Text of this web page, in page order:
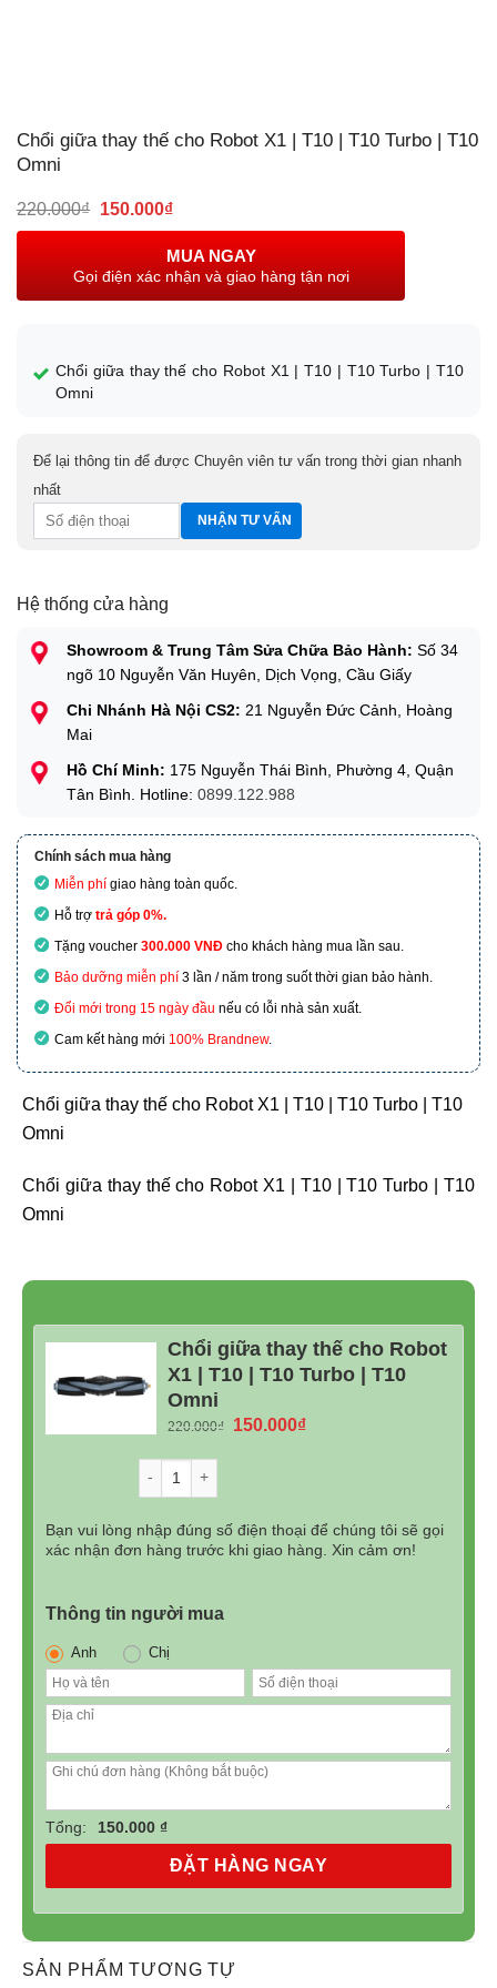
Chổi giữa thay thế cho Robot X1 | T10 | T10 Turbo | T10
Omni
220.000₫ Giá
220.000₫.
150.000₫Giá
là:
150.000₫.
MUA NGAY
Gọi điện xác nhận và giao hàng tận nơi
Chổi giữa thay thế cho Robot X1 | T10 | T10 Turbo | T10
Omni
Để lại thông tin để được Chuyên viên tư vấn trong thời gian nhanh
nhất
Hệ thống cửa hàng
Showroom & Trung Tâm Sửa Chữa Bảo Hành: Số 34
ngõ 10 Nguyễn Văn Huyên, Dịch Vọng, Cầu Giấy
Chi Nhánh Hà Nội CS2: 21 Nguyễn Đức Cảnh, Hoàng
Mai
Hồ Chí Minh: 175 Nguyễn Thái Bình, Phường 4, Quận
Tân Bình. Hotline: 0899.122.988
Chính sách mua hàng
Miễn phí giao hàng toàn quốc.
Hỗ trợ trả góp 0%.
Tặng voucher 300.000 VNĐ cho khách hàng mua lần sau.
Bảo dưỡng miễn phí 3 lần / năm trong suốt thời gian bảo hành.
Đổi mới trong 15 ngày đầu nếu có lỗi nhà sản xuất.
Cam kết hàng mới 100% Brandnew.
Chổi giữa thay thế cho Robot X1 | T10 | T10 Turbo | T10
Omni
Chổi giữa thay thế cho Robot X1 | T10 | T10 Turbo | T10
Omni
Chổi giữa thay thế cho Robot
X1 | T10 | T10 Turbo | T10
Omni
220.000₫
Giá
150.000₫Giá
Bạn vui lòng nhập đúng số điện thoại để chúng tôi sẽ gọi
xác nhận đơn hàng trước khi giao hàng. Xin cảm ơn!
Thông tin người mua
Anh Chị
Tổng: 150.000 ₫
ĐẶT HÀNG NGAY
SẢN PHẨM TƯƠNG TỰ